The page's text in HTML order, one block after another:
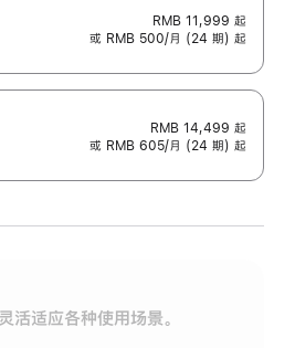
RMB 11,999 起
或 RMB 500/月 (24 期) 起
RMB 14,499 起
或 RMB 605/月 (24 期) 起
活适应各种使用场景。